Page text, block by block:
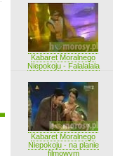
Kabaret Moralnego
Niepokoju - Falalalala
Kabaret Moralnego
Niepokoju - na planie
filmowym